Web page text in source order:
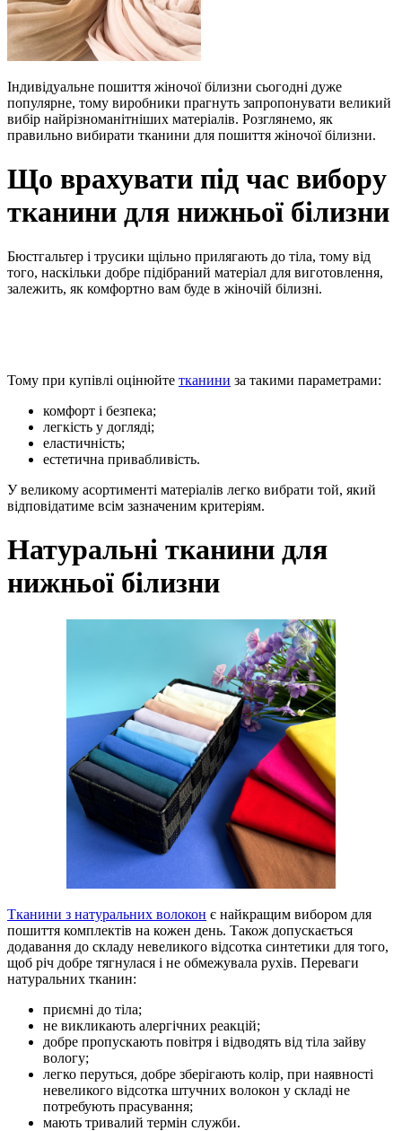
Індивідуальне пошиття жіночої білизни сьогодні дуже
популярне, тому виробники прагнуть запропонувати великий
вибір найрізноманітніших матеріалів. Розглянемо, як
правильно вибирати тканини для пошиття жіночої білизни.
Що врахувати під час вибору
тканини для нижньої білизни
Бюстгальтер і трусики щільно прилягають до тіла, тому від
того, наскільки добре підібраний матеріал для виготовлення,
залежить, як комфортно вам буде в жіночій білизні.
Тому при купівлі оцінюйте тканини за такими параметрами:
комфорт і безпека;
легкість у догляді;
еластичність;
естетична привабливість.
У великому асортименті матеріалів легко вибрати той, який
відповідатиме всім зазначеним критеріям.
Натуральні тканини для
нижньої білизни
Тканини з натуральних волокон є найкращим вибором для
пошиття комплектів на кожен день. Також допускається
додавання до складу невеликого відсотка синтетики для того,
щоб річ добре тягнулася і не обмежувала рухів. Переваги
натуральних тканин:
приємні до тіла;
не викликають алергічних реакцій;
добре пропускають повітря і відводять від тіла зайву
вологу;
легко перуться, добре зберігають колір, при наявності
невеликого відсотка штучних волокон у складі не
потребують прасування;
мають тривалий термін служби.